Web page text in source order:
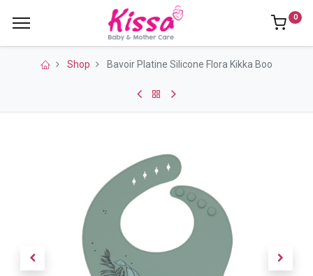
0
Shop Bavoir Platine Silicone Flora Kikka Boo